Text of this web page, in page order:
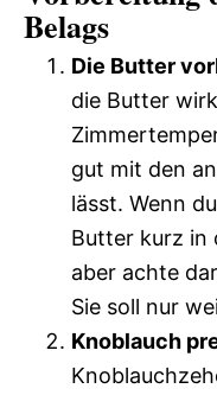
Belags
Die Butter
die Butter
gut mit den
lässt. Wenn
Butter kurz in
aber achte
Sie soll nur
Knoblauch